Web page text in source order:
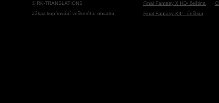
© RK-TRANSLATIONS Final Fantasy X HD- čeština
Zákaz kopírování veškerého obsahu.
Final Fantasy XIII - čeština